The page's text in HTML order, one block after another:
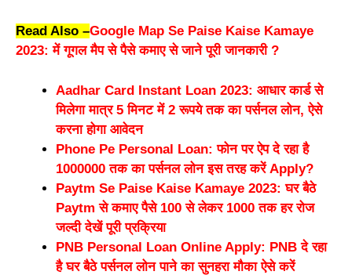
Read Also –Google Map Se Paise Kaise Kamaye
2023: में गूगल मैप से पैसे कमाए से जाने पूरी जानकारी ?
Aadhar Card Instant Loan 2023: आधार कार्ड से
मिलेगा मात्र 5 मिनट में 2 रूपये तक का पर्सनल लोन, ऐसे
करना होगा आवेदन
Phone Pe Personal Loan: फोन पर ऐप दे रहा है
1000000 तक का पर्सनल लोन इस तरह करें Apply?
Paytm Se Paise Kaise Kamaye 2023: घर बैठे
Paytm से कमाए पैसे 100 से लेकर 1000 तक हर रोज
जल्दी देखें पूरी प्रक्रिया
PNB Personal Loan Online Apply: PNB दे रहा
है घर बैठे पर्सनल लोन पाने का सुनहरा मौका ऐसे करें